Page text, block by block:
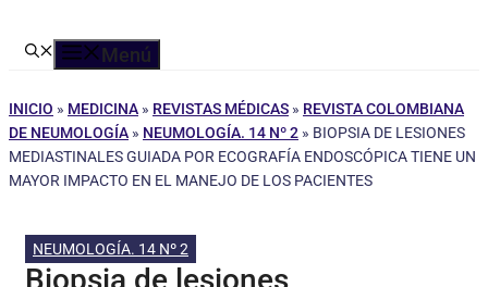
Menú
INICIO » MEDICINA » REVISTAS MÉDICAS » REVISTA COLOMBIANA
DE NEUMOLOGÍA » NEUMOLOGÍA. 14 Nº 2 » BIOPSIA DE LESIONES
MEDIASTINALES GUIADA POR ECOGRAFÍA ENDOSCÓPICA TIENE UN
MAYOR IMPACTO EN EL MANEJO DE LOS PACIENTES
NEUMOLOGÍA. 14 Nº 2